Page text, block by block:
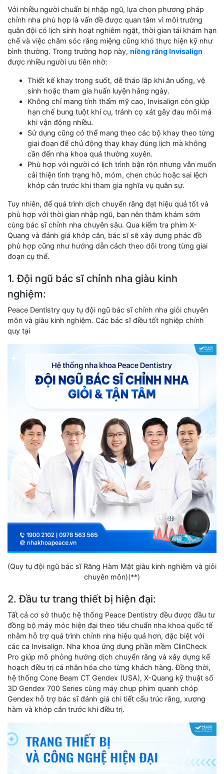
Với nhiều người chuẩn bị nhập ngũ, lựa chọn phương pháp
chỉnh nha phù hợp là vấn đề được quan tâm vì môi trường
quân đội có lịch sinh hoạt nghiêm ngặt, thời gian tái khám hạn
chế và việc chăm sóc răng miệng cũng khó thực hiện kỹ như
bình thường. Trong trường hợp này, niềng răng Invisalign
được nhiều người ưu tiên nhờ:
Thiết kế khay trong suốt, dễ tháo lắp khi ăn uống, vệ
sinh hoặc tham gia huấn luyện hằng ngày.
Không chỉ mang tính thẩm mỹ cao, Invisalign còn giúp
hạn chế bung tuột khí cụ, tránh cọ xát gây đau môi má
khi vận động nhiều.
Sử dụng cũng có thể mang theo các bộ khay theo từng
giai đoạn để chủ động thay khay đúng lịch mà không
cần đến nha khoa quá thường xuyên.
Phù hợp với người có lịch trình bận rộn nhưng vẫn muốn
cải thiện tình trạng hô, móm, chen chúc hoặc sai lệch
khớp cắn trước khi tham gia nghĩa vụ quân sự.
Tuy nhiên, để quá trình dịch chuyển răng đạt hiệu quả tốt và
phù hợp với thời gian nhập ngũ, bạn nên thăm khám sớm
cùng bác sĩ chỉnh nha chuyên sâu. Qua kiểm tra phim X-
Quang và đánh giá khớp cắn, bác sĩ sẽ xây dựng phác đồ
phù hợp cũng như hướng dẫn cách theo dõi trong từng giai
đoạn cụ thể.
1. Đội ngũ bác sĩ chỉnh nha giàu kinh
nghiệm:
Peace Dentistry quy tụ đội ngũ bác sĩ chỉnh nha giỏi chuyên
môn và giàu kinh nghiệm. Các bác sĩ điều tốt nghiệp chính
quy tại
(Quy tụ đội ngũ bác sĩ Răng Hàm Mặt giàu kinh nghiệm và giỏi
chuyên môn)(**)
2. Đầu tư trang thiết bị hiện đại:
Tất cả cơ sở thuộc hệ thống Peace Dentistry đều được đầu tư
đồng bộ máy móc hiện đại theo tiêu chuẩn nha khoa quốc tế
nhằm hỗ trợ quá trình chỉnh nha hiệu quả hơn, đặc biệt với
các ca Invisalign. Nha khoa ứng dụng phần mềm ClinCheck
Pro giúp mô phỏng hướng dịch chuyển răng và xây dựng kế
hoạch điều trị cá nhân hóa cho từng khách hàng. Đồng thời,
hệ thống Cone Beam CT Gendex (USA), X-Quang kỹ thuật số
3D Gendex 700 Series cùng máy chụp phim quanh chóp
Gendex hỗ trợ bác sĩ đánh giá chi tiết cấu trúc răng, xương
hàm và khớp cắn trước khi điều trị.